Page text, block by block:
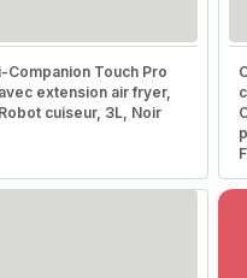
i-Companion Touch Pro
avec extension air fryer,
Robot cuiseur, 3L, Noir